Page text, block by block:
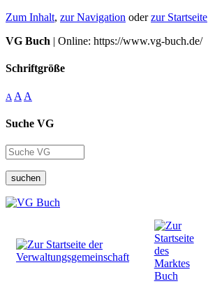
Zum Inhalt, zur Navigation oderzur Startseite
VG Buch | Online: https://www.vg-buch.de/
Schriftgröße
A A A
Suche VG
suchen